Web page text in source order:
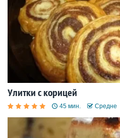
Улитки с корицей
45 мин. Средне